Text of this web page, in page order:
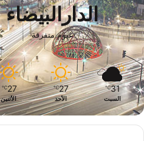
الدارالبيضاء
غيوم متفرقة
31
℃
السبت
27
℃
الأحد
27
℃
الأثنين